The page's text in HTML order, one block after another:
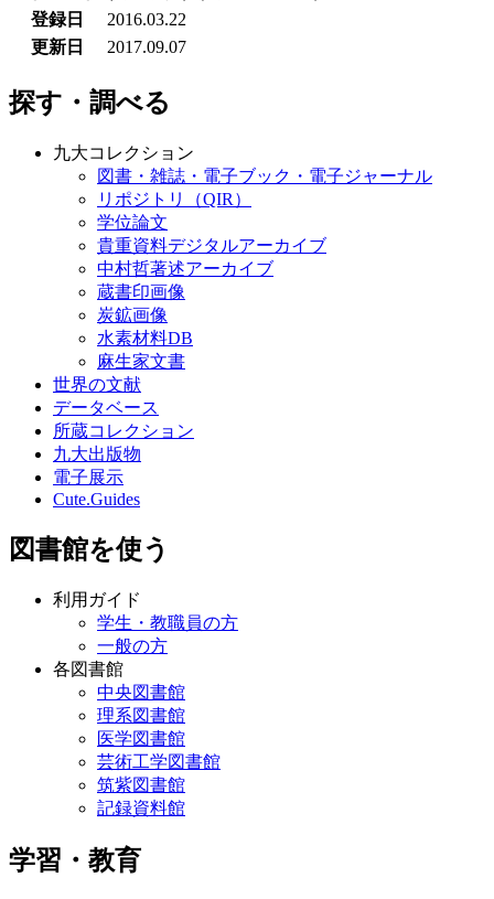
登録日
2016.03.22
更新日
2017.09.07
探す・調べる
九大コレクション
図書・雑誌・電子ブック・電子ジャーナル
リポジトリ（QIR）
学位論文
貴重資料デジタルアーカイブ
中村哲著述アーカイブ
蔵書印画像
炭鉱画像
水素材料DB
麻生家文書
世界の文献
データベース
所蔵コレクション
九大出版物
電子展示
Cute.Guides
図書館を使う
利用ガイド
学生・教職員の方
一般の方
各図書館
中央図書館
理系図書館
医学図書館
芸術工学図書館
筑紫図書館
記録資料館
学習・教育